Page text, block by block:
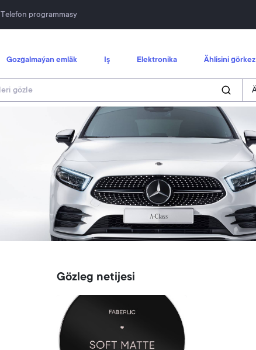
Telefon programmasy
Gozgalmaýan emläk Iş Elektronika Ählisini görkez
Gözleg netijesi